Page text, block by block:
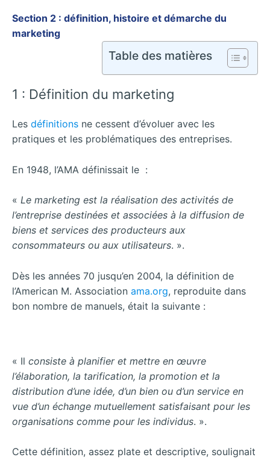
Section 2 : définition, histoire et démarche du
marketing
Table des matières
1 : Définition du marketing
Les définitions ne cessent d’évoluer avec les
pratiques et les problématiques des entreprises.
En 1948, l’AMA définissait le :
« Le marketing est la réalisation des activités de
l’entreprise destinées et associées à la diffusion de
biens et services des producteurs aux
consommateurs ou aux utilisateurs. ».
Dès les années 70 jusqu’en 2004, la définition de
l’American M. Association ama.org, reproduite dans
bon nombre de manuels, était la suivante :
« Il consiste à planifier et mettre en œuvre
l’élaboration, la tarification, la promotion et la
distribution d’une idée, d’un bien ou d’un service en
vue d’un échange mutuellement satisfaisant pour les
organisations comme pour les individus. ».
Cette définition, assez plate et descriptive, soulignait